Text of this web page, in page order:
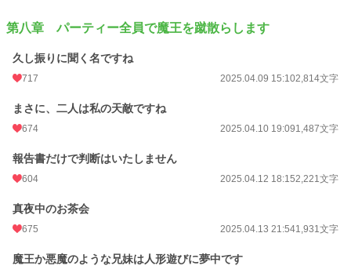
第八章 パーティー全員で魔王を蹴散らします
久し振りに聞く名ですね
717 2025.04.09 15:102,814文字
まさに、二人は私の天敵ですね
674 2025.04.10 19:091,487文字
報告書だけで判断はいたしません
604 2025.04.12 18:152,221文字
真夜中のお茶会
675 2025.04.13 21:541,931文字
魔王か悪魔のような兄妹は人形遊びに夢中です